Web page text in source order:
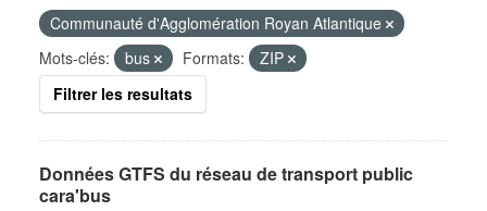
Communauté d'Agglomération Royan Atlantique
Mots-clés:
bus Formats:
ZIP
Filtrer les resultats
Données GTFS du réseau de transport public
cara'bus